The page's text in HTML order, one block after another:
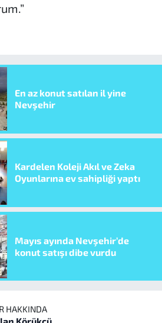
En az konut satılan il yine
Nevşehir
Kardelen Koleji Akıl ve Zeka
Oyunlarına ev sahipliği yaptı
Mayıs ayında Nevşehir’de
konut satışı dibe vurdu
HAKKINDA